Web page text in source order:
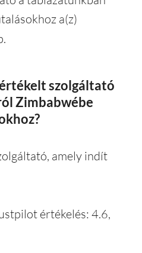
a(z)
szolgáltató
Zimbabwébe
amely indít
értékelés: 4.6,